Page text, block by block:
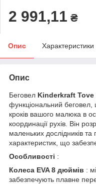
2 991,11 ₴
Опис Характеристики
Опис
Беговел Kinderkraft Tove
функціональний
кроків вашого малюка в
координації рухів. Він
маленьких дослідників
характеристик, що
Особливості :
Колеса EVA 8 дюймів :
забезпечують плавне